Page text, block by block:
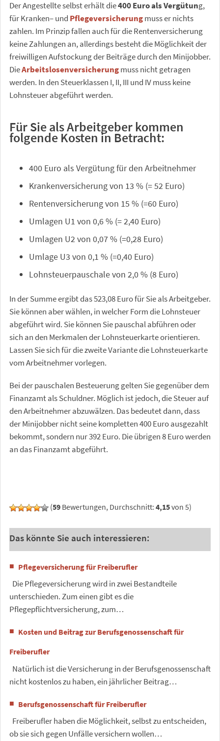
Der Angestellte selbst erhält die400 Euro als Vergütung,
für Kranken– und Pflegeversicherungmuss er nichts
zahlen. Im Prinzip fallen auch für die Rentenversicherung
keine Zahlungen an, allerdings besteht die Möglichkeit der
freiwilligen Aufstockung der Beiträge durch den Minijobber.
DieArbeitslosenversicherungmuss nicht getragen
werden. In den Steuerklassen I, II, III und IV muss keine
Lohnsteuer abgeführt werden.
Für Sie als Arbeitgeber kommen
folgende Kosten in Betracht:
400 Euro als Vergütung für den Arbeitnehmer
Krankenversicherung von 13 % (= 52 Euro)
Rentenversicherung von 15 % (=60 Euro)
Umlagen U1 von 0,6 % (= 2,40 Euro)
Umlagen U2 von 0,07 % (=0,28 Euro)
Umlage U3 von 0,1 % (=0,40 Euro)
Lohnsteuerpauschale von 2,0 % (8 Euro)
In der Summe ergibt das 523,08 Euro für Sie als Arbeitgeber.
Sie können aber wählen, in welcher Form die Lohnsteuer
abgeführt wird. Sie können Sie pauschal abführen oder
sich an den Merkmalen der Lohnsteuerkarte orientieren.
Lassen Sie sich für die zweite Variante die Lohnsteuerkarte
vom Arbeitnehmer vorlegen.
Bei der pauschalen Besteuerung gelten Sie gegenüber dem
Finanzamt als Schuldner. Möglich ist jedoch, die Steuer auf
den Arbeitnehmer abzuwälzen. Das bedeutet dann, dass
der Minijobber nicht seine kompletten 400 Euro ausgezahlt
bekommt, sondern nur 392 Euro. Die übrigen 8 Euro werden
an das Finanzamt abgeführt.
(59 Bewertungen, Durchschnitt: 4,15von 5)
Das könnte Sie auch interessieren:
Pflegeversicherung für Freiberufler
Die Pflegeversicherung wird in zwei Bestandteile
unterschieden. Zum einen gibt es die
Pflegepflichtversicherung, zum…
Kosten und Beitrag zur Berufsgenossenschaft für
Freiberufler
Natürlich ist die Versicherung in der Berufsgenossenschaft
nicht kostenlos zu haben, ein jährlicher Beitrag…
Berufsgenossenschaft für Freiberufler
Freiberufler haben die Möglichkeit, selbst zu entscheiden,
ob sie sich gegen Unfälle versichern wollen…